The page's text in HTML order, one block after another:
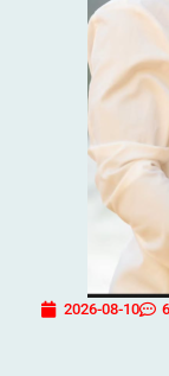
2026-08-10